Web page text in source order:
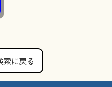
索に戻る